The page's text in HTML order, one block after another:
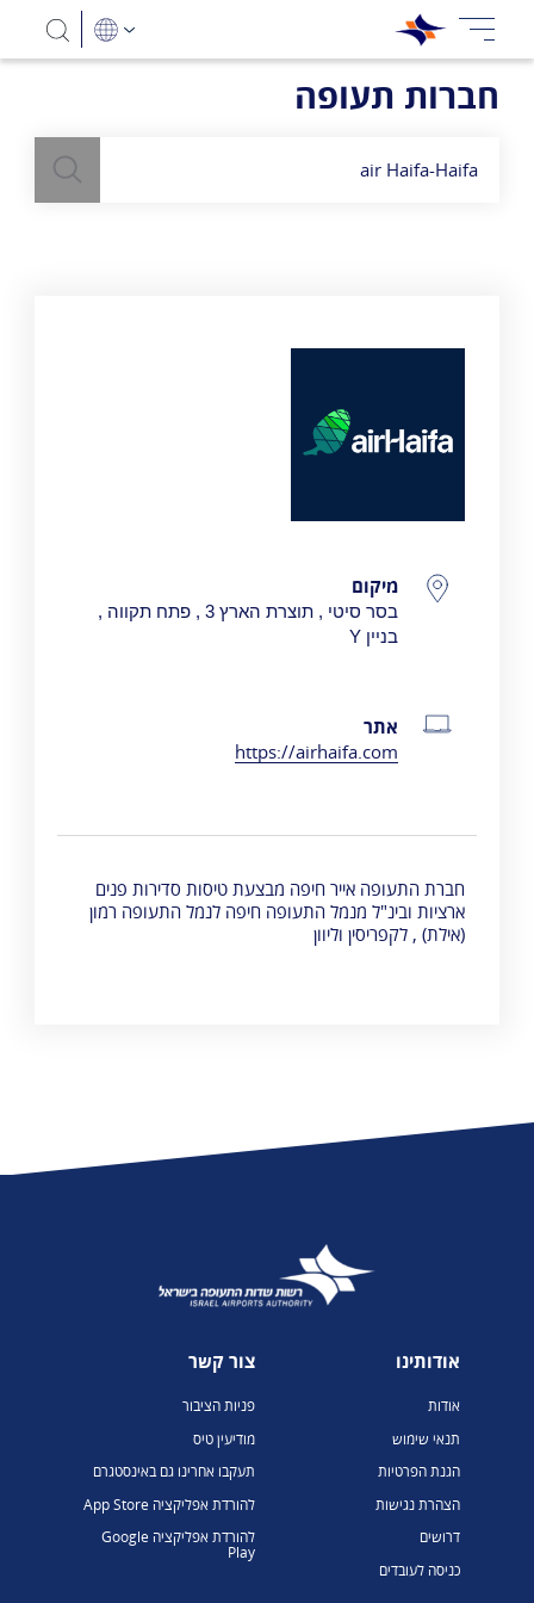
חברות תעופה
פרטי התקשרות
מיקום
בסר סיטי , תוצרת הארץ 3 , פתח תקווה ,
בניין Y
אתר
https://airhaifa.com
חברת התעופה אייר חיפה מבצעת טיסות סדירות פנים
ארציות ובינ"ל מנמל התעופה חיפה לנמל התעופה רמון
(אילת) , לקפריסין וליוון
אודותינו
אודות
תנאי שימוש
הגנת הפרטיות
הצהרת נגישות
דרושים
כניסה לעובדים
צור קשר
פניות הציבור
מודיעין טיס
תעקבו אחרינו גם באינסטגרם
להורדת אפליקציה App Store
להורדת אפליקציה Google
Play